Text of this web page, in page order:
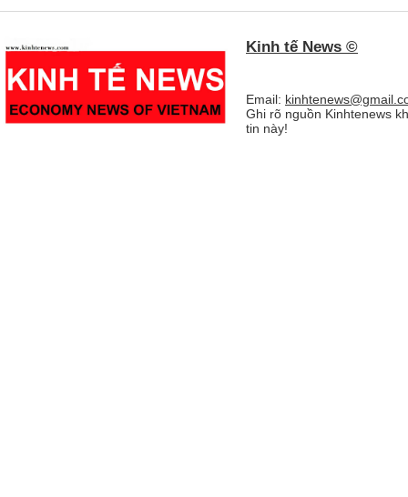
Kinh tế News ©
Email:
Ghi rõ nguồn Kinhtenews
tin này!